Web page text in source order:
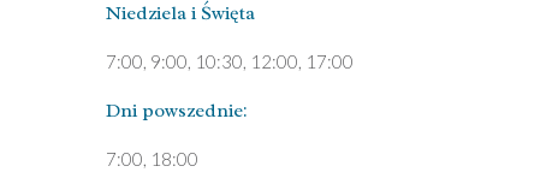
Niedziela ­i Święta
7:00, 9:00, 10:30, 12:00, 17:00
Dni pows­zednie:
7­:00, 18:00­